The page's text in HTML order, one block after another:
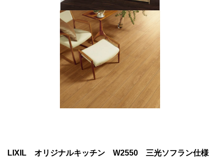
LIXIL オリジナルキッチン W2550 三光ソフラン仕様